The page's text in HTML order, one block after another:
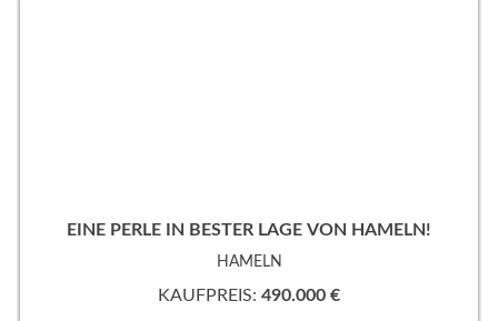
EINE PERLE IN BESTER LAGE VON HAMELN!
HAMELN
KAUFPREIS: 490.000 €